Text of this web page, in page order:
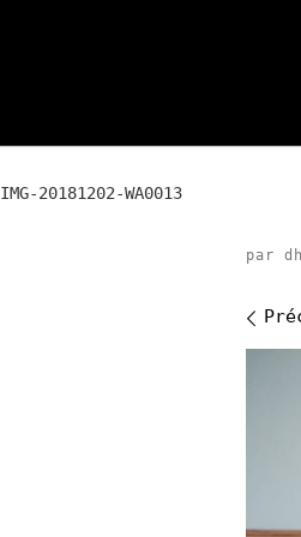
IMG-20181202-WA0013
par